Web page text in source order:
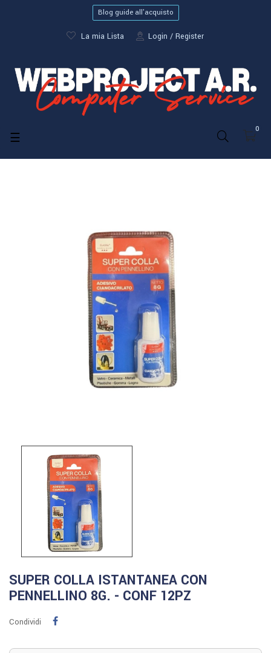
Blog guide all'acquisto
La mia Lista Login Register
0
navigazione
☰
SUPER COLLA ISTANTANEA CON
PENNELLINO 8G. - CONF 12PZ
Condividi